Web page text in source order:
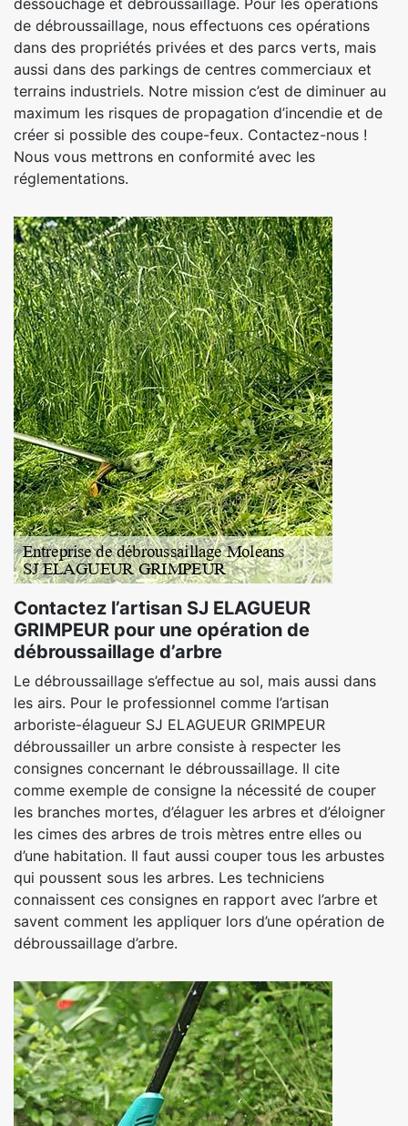
de débroussaillage, nous effectuons ces opérations
dans des propriétés privées et des parcs verts, mais
aussi dans des parkings de centres commerciaux et
terrains industriels. Notre mission c’est de diminuer au
maximum les risques de propagation d’incendie et de
créer si possible des coupe-feux. Contactez-nous !
Nous vous mettrons en conformité avec les
réglementations.
Contactez l’artisan SJ ELAGUEUR
GRIMPEUR pour une opération de
débroussaillage d’arbre
Le débroussaillage s’effectue au sol, mais aussi dans
les airs. Pour le professionnel comme l’artisan
arboriste-élagueur SJ ELAGUEUR GRIMPEUR
débroussailler un arbre consiste à respecter les
consignes concernant le débroussaillage. Il cite
comme exemple de consigne la nécessité de couper
les branches mortes, d’élaguer les arbres et d’éloigner
les cimes des arbres de trois mètres entre elles ou
d’une habitation. Il faut aussi couper tous les arbustes
qui poussent sous les arbres. Les techniciens
connaissent ces consignes en rapport avec l’arbre et
savent comment les appliquer lors d’une opération de
débroussaillage d’arbre.